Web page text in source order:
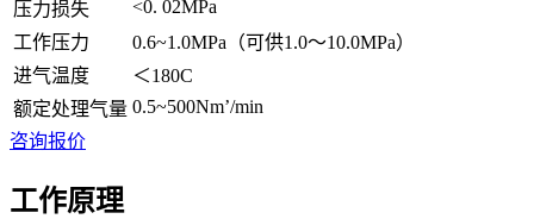
压力损失
<0. 02MPa
工作压力
0.6~1.0MPa（可供1.0～10.0MPa）
进气温度
＜180C
额定处理气量 0.5~500Nm’/min
咨询报价
工作原理